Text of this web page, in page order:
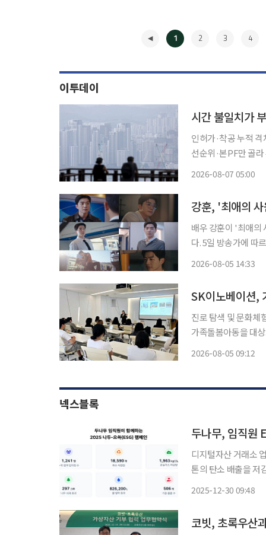
1 2 3 4
이투데이
시간 불일치가
인허가·착공 누적
선순위·본PF만 골라 투자 프로젝트파이낸싱(PF) 건전성 규제가 내년
2026-08-07 05:00
강훈, '최애의
배우 강훈이 '최애의
다. 5일 방송가에 따르면 강훈은 tvN 월화드라마 '최애의 사원'에서 패션 플랫폼 '아펠로'의
2026-08-05 14:33
SK이노베이션,
진로 탐색 및 문화체험 프로그램 진행 SK이노베
가족돌봄아동을 대상으
2026-08-05 09:12
넥스블록
두나무, 임직원
디지털자산 거래소
톤의 탄소 배출을 저감했다고 밝혔다. 두나무는 30
2025-12-30 09:48
코빗, 초록우산